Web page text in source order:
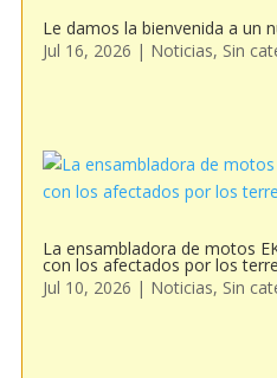
Le damos la bienvenida a un
Jul 16, 2026 | Noticias, Sin
La ensambladora de motos
con los afectados por los
Jul 10, 2026 | Noticias, Sin